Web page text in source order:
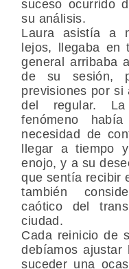
suceso ocurrido
su análisis.
Laura asistía a
lejos, llegaba en
general arribaba
de su sesión,
previsiones por
del regular.
fenómeno
necesidad de
llegar a tiempo
enojo, y a su
que sentía recibir
también
caótico del
ciudad.
Cada reinicio de
debíamos ajustar
suceder una